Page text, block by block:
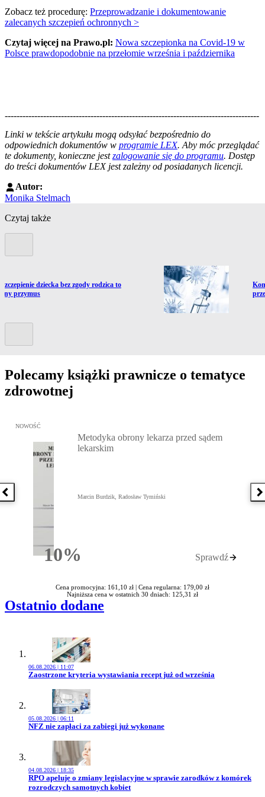
Zobacz też procedurę: Przeprowadzanie i dokumentowanie
zalecanych szczepień ochronnych >
Czytaj więcej na Prawo.pl: Nowa szczepionka na Covid-19 w
Polsce prawdopodobnie na przełomie września i października
--------------------------------------------------------------------------------------
Linki w tekście artykułu mogą odsyłać bezpośrednio do
odpowiednich dokumentów w programie LEX. Aby móc przeglądać
te dokumenty, konieczne jestzalogowanie się do programu. Dostęp
do treści dokumentów LEX jest zależny od posiadanych licencji.
Autor:
Monika Stelmach
Czytaj także
do artykułu:dziecka bez zgody rodzica to
przymus
Polecamy książki prawnicze o tematyce
zdrowotnej
Poprzednia książka
Przejdź do: Metodyka obrony lekarza przed sądem lekarskim,
NOWOŚĆ
10%Rabatu
Metodyka obrony lekarza przed sądem
lekarskim
Marcin Burdzik, Radosław Tymiński
Sprawdź
Cena promocyjna: 161,10 zł | Cena regularna: 179,00 zł
Najniższa cena w ostatnich 30 dniach: 125,31 zł
Ostatnio dodane
06.08.2026 | 11:07
Przejdź do artykułu:
Zaostrzone kryteria wystawiania recept już od września
05.08.2026 | 06:11
Przejdź do artykułu:
NFZ nie zapłaci za zabiegi już wykonane
04.08.2026 | 18:35
Przejdź do artykułu:
RPO apeluje o zmiany legislacyjne w sprawie zarodków z komórek
rozrodczych samotnych kobiet